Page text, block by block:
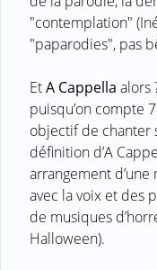
"contemplation"
"paparodies", pas
EtA Cappella alors
puisqu’on compte
objectif de chanter
définition d’A
arrangement d’une
avec la voix et des
de musiques
Halloween).